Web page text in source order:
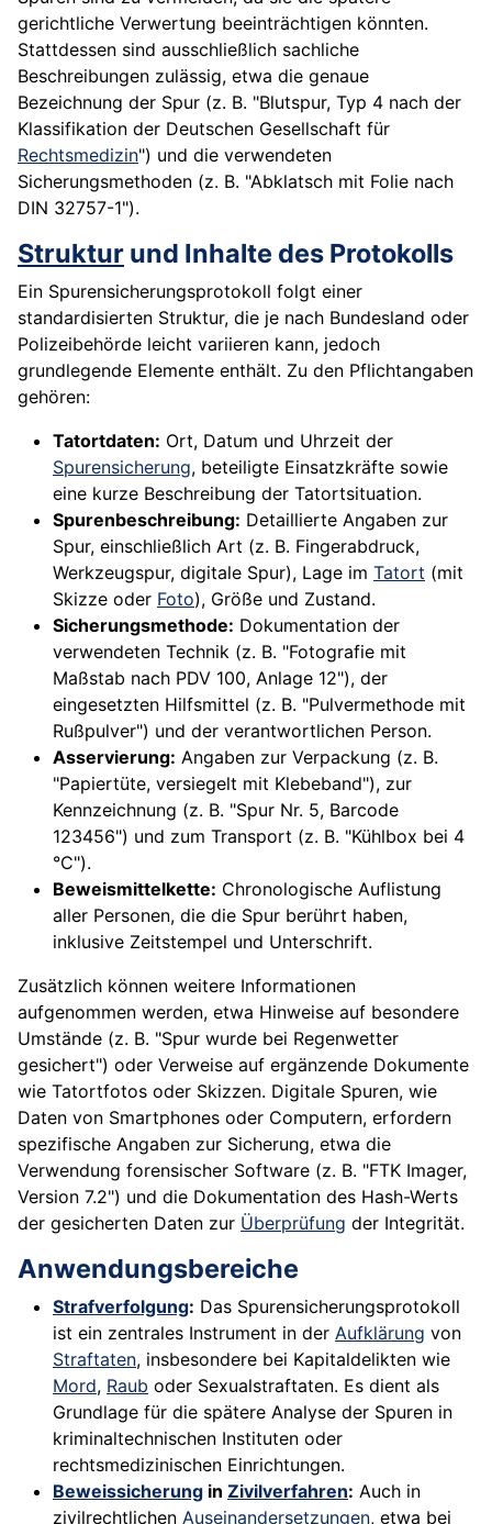
gerichtliche Verwertung beeinträchtigen könnten.
Stattdessen sind ausschließlich sachliche
Beschreibungen zulässig, etwa die genaue
Bezeichnung der Spur (z. B. "Blutspur, Typ 4 nach der
Klassifikation der Deutschen Gesellschaft für
Rechtsmedizin") und die verwendeten
Sicherungsmethoden (z. B. "Abklatsch mit Folie nach
DIN 32757-1").
Struktur und Inhalte des Protokolls
Ein Spurensicherungsprotokoll folgt einer
standardisierten Struktur, die je nach Bundesland oder
Polizeibehörde leicht variieren kann, jedoch
grundlegende Elemente enthält. Zu den Pflichtangaben
gehören:
Tatortdaten: Ort, Datum und Uhrzeit der
Spurensicherung, beteiligte Einsatzkräfte sowie
eine kurze Beschreibung der Tatortsituation.
Spurenbeschreibung: Detaillierte Angaben zur
Spur, einschließlich Art (z. B. Fingerabdruck,
Werkzeugspur, digitale Spur), Lage im Tatort (mit
Skizze oder Foto), Größe und Zustand.
Sicherungsmethode: Dokumentation der
verwendeten Technik (z. B. "Fotografie mit
Maßstab nach PDV 100, Anlage 12"), der
eingesetzten Hilfsmittel (z. B. "Pulvermethode mit
Rußpulver") und der verantwortlichen Person.
Asservierung: Angaben zur Verpackung (z. B.
"Papiertüte, versiegelt mit Klebeband"), zur
Kennzeichnung (z. B. "Spur Nr. 5, Barcode
123456") und zum Transport (z. B. "Kühlbox bei 4
°C").
Beweismittelkette: Chronologische Auflistung
aller Personen, die die Spur berührt haben,
inklusive Zeitstempel und Unterschrift.
Zusätzlich können weitere Informationen
aufgenommen werden, etwa Hinweise auf besondere
Umstände (z. B. "Spur wurde bei Regenwetter
gesichert") oder Verweise auf ergänzende Dokumente
wie Tatortfotos oder Skizzen. Digitale Spuren, wie
Daten von Smartphones oder Computern, erfordern
spezifische Angaben zur Sicherung, etwa die
Verwendung forensischer Software (z. B. "FTK Imager,
Version 7.2") und die Dokumentation des Hash-Werts
der gesicherten Daten zur Überprüfung der Integrität.
Anwendungsbereiche
Strafverfolgung: Das Spurensicherungsprotokoll
ist ein zentrales Instrument in der Aufklärung von
Straftaten, insbesondere bei Kapitaldelikten wie
Mord, Raub oder Sexualstraftaten. Es dient als
Grundlage für die spätere Analyse der Spuren in
kriminaltechnischen Instituten oder
rechtsmedizinischen Einrichtungen.
Beweissicherung in Zivilverfahren: Auch in
zivilrechtlichen Auseinandersetzungen, etwa bei